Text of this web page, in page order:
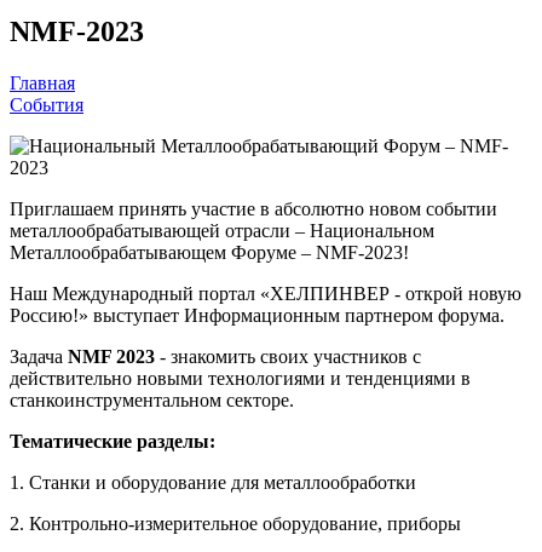
NMF-2023
Главная
События
Приглашаем принять участие в абсолютно новом событии
металлообрабатывающей отрасли – Национальном
Металлообрабатывающем Форуме – NMF-2023!
Наш Международный портал «ХЕЛПИНВЕР - открой новую
Россию!» выступает Информационным партнером форума.
Задача NMF 2023 - знакомить своих участников с
действительно новыми технологиями и тенденциями в
станкоинструментальном секторе.
Тематические разделы:
1. Станки и оборудование для металлообработки
2. Контрольно-измерительное оборудование, приборы